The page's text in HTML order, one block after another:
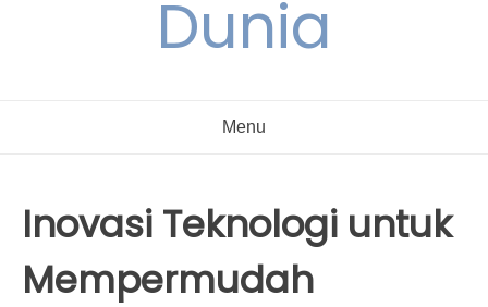
Dunia
Menu
Inovasi Teknologi untuk
Mempermudah